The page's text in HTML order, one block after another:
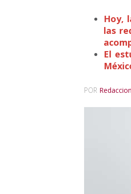
Hoy,
las
El
POR Redaccion